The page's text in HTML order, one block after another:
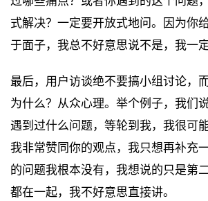
式解决？一定要开放式地问。因为你
于面子，我总不好意思说不是，我一定
最后，用户访谈绝不要搞小组讨论，
为什么？从众心理。举个例子，我们
遇到过什么问题，等轮到我，我很可
我非常赞同你的观点，我只想再补充
的问题我根本没有，我想说的只是第
都在一起，我不好意思直接讲。